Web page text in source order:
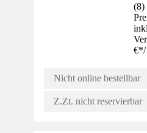
(8)
€*/
Nicht online bestellbar
Z.Zt. nicht reservierbar